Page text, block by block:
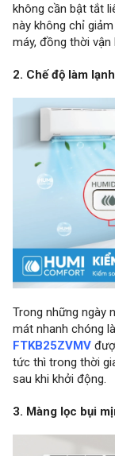
không cần bật tắt
này không chỉ
máy, đồng thời vận
2. Chế độ làm
Trong những ngày
mát nhanh chóng
FTKB25ZVMV
tức thì trong thời
sau khi khởi động.
3. Màng lọc bụi